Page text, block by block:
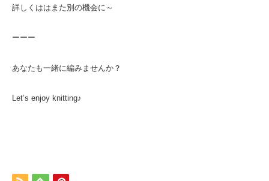
詳しくははまた別の機会に～
ーーー
あなたも一緒に編みませんか？
Let’s enjoy knitting♪